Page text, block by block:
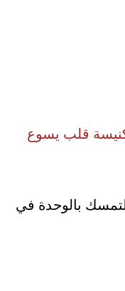
كنيسة قلب يسوع